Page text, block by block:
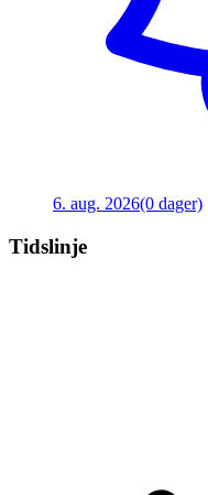
6. aug. 2026(0 dager)
Tidslinje